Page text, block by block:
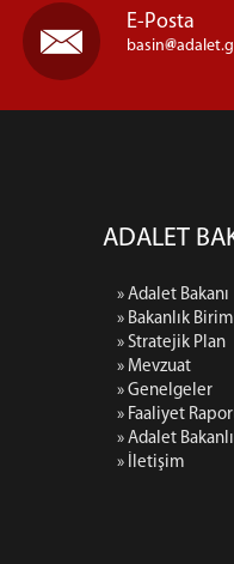
E-Posta
basin
ADALET
» Adalet Bakanı
» Bakanlık
» Stratejik Plan
» Mevzuat
» Genelgeler
» Faaliyet
» Adalet
» İletişim